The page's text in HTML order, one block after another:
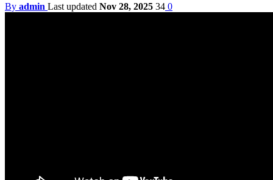
By admin Last updated Nov 28, 2025 34 0